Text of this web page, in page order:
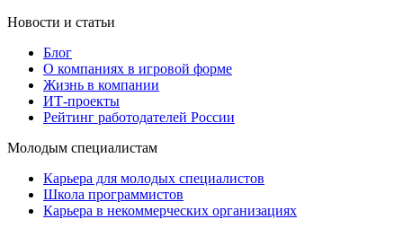
Новости и статьи
Блог
О компаниях в игровой форме
Жизнь в компании
ИТ-проекты
Рейтинг работодателей России
Молодым специалистам
Карьера для молодых специалистов
Школа программистов
Карьера в некоммерческих организациях